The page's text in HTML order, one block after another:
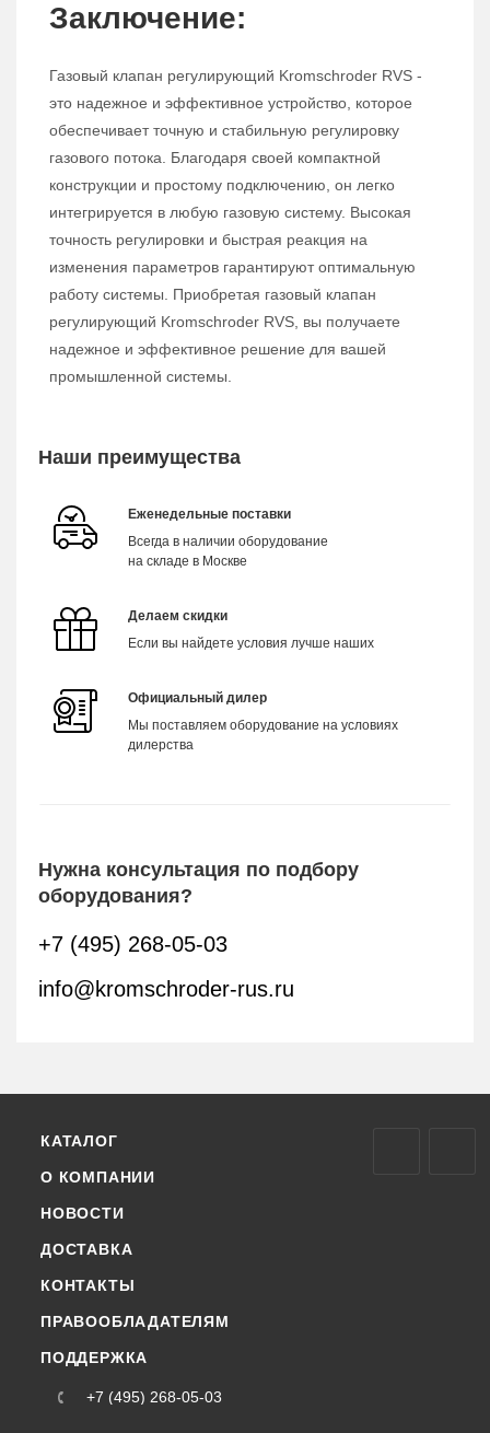
Заключение:
Газовый клапан регулирующий Kromschroder RVS -
это надежное и эффективное устройство, которое
обеспечивает точную и стабильную регулировку
газового потока. Благодаря своей компактной
конструкции и простому подключению, он легко
интегрируется в любую газовую систему. Высокая
точность регулировки и быстрая реакция на
изменения параметров гарантируют оптимальную
работу системы. Приобретая газовый клапан
регулирующий Kromschroder RVS, вы получаете
надежное и эффективное решение для вашей
промышленной системы.
Наши преимущества
Еженедельные поставки
Всегда в наличии оборудование
на складе в Москве
Делаем скидки
Если вы найдете условия лучше наших
Официальный дилер
Мы поставляем оборудование на условиях
дилерства
Нужна консультация по подбору
оборудования?
+7 (495) 268-05-03
info@kromschroder-rus.ru
КАТАЛОГ
О КОМПАНИИ
НОВОСТИ
ДОСТАВКА
КОНТАКТЫ
ПРАВООБЛАДАТЕЛЯМ
ПОДДЕРЖКА
+7 (495) 268-05-03